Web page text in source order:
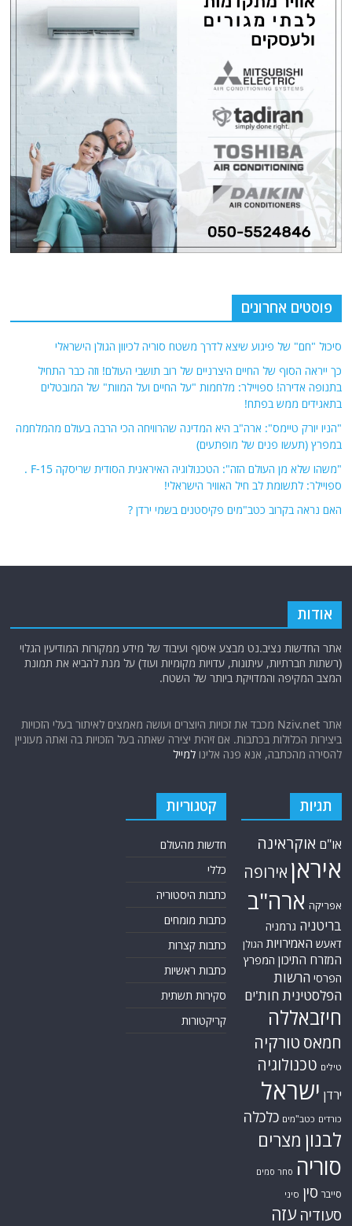
פוסטים אחרונים
סיכול "חם" של פיגוע שיצא לדרך משטח סוריה לכיוון הגולן הישראלי
כך ייראה הסוף של החיים היצרניים של רוב תושבי העולם! וזה כבר התחיל
בתנופה אדירה! ספויילר: מלחמות "על החיים ועל המוות" של המובטלים
בתאגידים ממש בפתח!
"הניו יורק טיימס": ארה"ב היא המדינה שהרוויחה הכי הרבה בעולם מהמלחמה
במפרץ (תעשו פנים של מופתעים)
"משהו שלא מן העולם הזה": הטכנולוגיה האיראנית הסודית שריסקה F-15 .
ספויילר: לתשומת לב חיל האוויר הישראלי!
האם נראה בקרוב כטב"מים פקיסטנים בשמי ירדן ?
אודות
אתר החדשות נציב.נט מבצע איסוף ועיבוד של מידע ממקורות המודיעין הגלוי
(רשתות חברתיות, עיתונות, עדויות מקומיות ועוד) על מנת להביא את תמונת
המצב המקיפה והמדויקת ביותר של השטח.
אתר Nziv.net מכבד את זכויות היוצרים ועושה מאמצים לאיתור בעלי הזכויות
ביצירות הכלולות בכתבות. אם זיהית יצירה שאתה בעל הזכויות בה ואתה מעוניין
להסירה מהכתבה, אנא פנה אלינולמייל
תגיות
או"ם אוקראינה
איראן אירופה
אפריקה ארה"ב
בריטניה גרמניה
דאעש האמירויות הגולן
המזרח התיכון המפרץ
הפרסי הרשות
הפלסטינית חות'ים
חיזבאללה
חמאס טורקיה
טילים טכנולוגיה
ירדן ישראל
כורדים כטב"מים כלכלה
לבנון מצרים
סוריה סחר סמים
סייבר סין סיני
סעודיה עזה
קטגוריות
חדשות מהעולם
כללי
כתבות היסטוריה
כתבות מומחים
כתבות קצרות
כתבות ראשיות
סקירות תשתית
קריקטורות